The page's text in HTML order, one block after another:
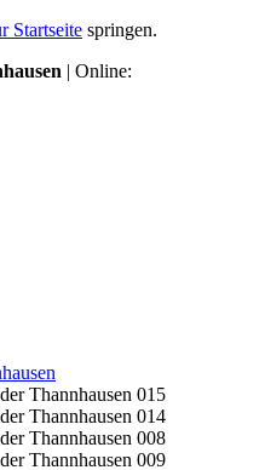
Startseite springen.
| Online: